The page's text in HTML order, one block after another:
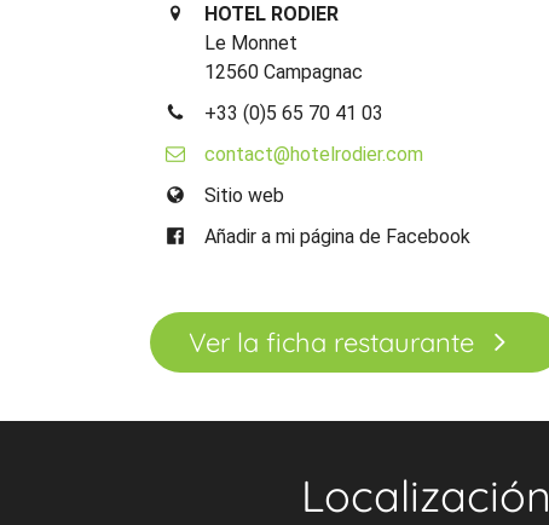
HOTEL RODIER
Le Monnet
12560 Campagnac
+33 (0)5 65 70 41 03
contact@hotelrodier.com
Sitio web
Añadir a mi página de Facebook
Ver la ficha restaurante
Localización